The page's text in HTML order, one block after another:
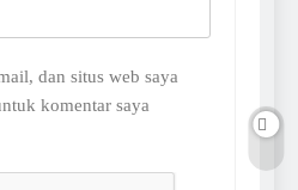
dan situs web saya
komentar saya